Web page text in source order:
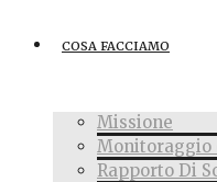
COSA FACCIAMO
Missione
Monitoraggio
Rapporto Di